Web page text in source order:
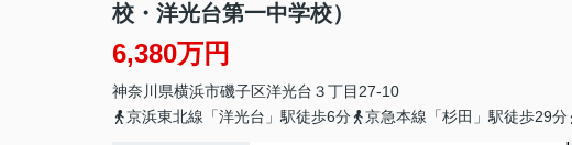
校・洋光台第一中学校）
6,380万円
神奈川県横浜市磯子区洋光台 ３丁目27-10
京浜東北線「洋光台」駅徒歩6分
京急本線「杉田」駅徒歩29分